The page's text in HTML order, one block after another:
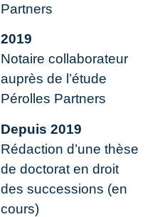
Partners
2019
Notaire collaborateur
auprès de l’étude
Pérolles Partners
Depuis 2019
Rédaction d’une thèse
de doctorat en droit
des successions (en
cours)